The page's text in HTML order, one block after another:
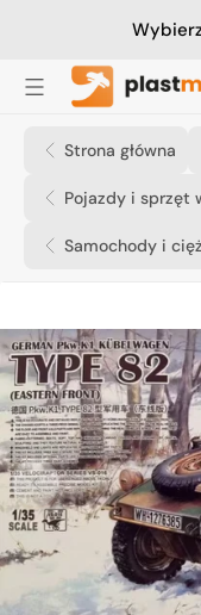
Strona główna
Pojazdy i sprzęt
Samochody i